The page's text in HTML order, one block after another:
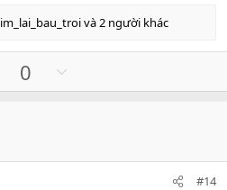
và 2 người khác
p
e
0
o
o #14